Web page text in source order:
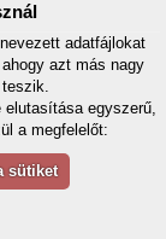
adatfájlokat
azt más nagy
elutasítása egyszerű,
a megfelelőt:
sütiket